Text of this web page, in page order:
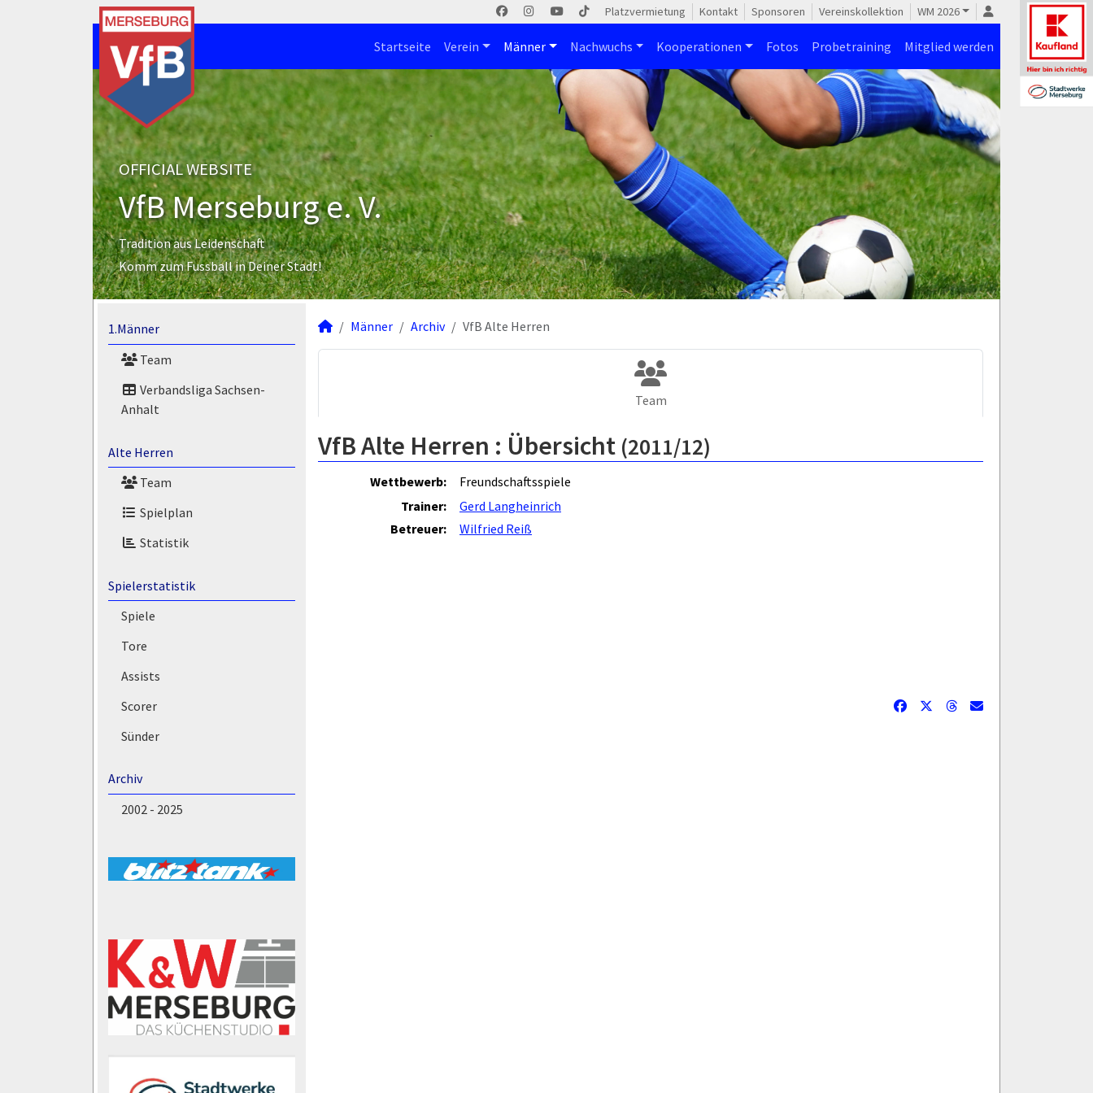
Platzvermietung Kontakt Sponsoren Vereinskollektion WM 2026
Startseite Verein Männer Nachwuchs Kooperationen Fotos Probetraining Mitglied werden
OFFICIAL WEBSITE
VfB Merseburg e. V.
Tradition aus Leidenschaft
Komm zum Fussball in Deiner Stadt!
1.Männer
Team
Verbandsliga Sachsen-
Anhalt
Alte Herren
Team
Spielplan
Statistik
Spielerstatistik
Spiele
Tore
Assists
Scorer
Sünder
Archiv
2002 - 2025
Männer Archiv VfB Alte Herren
Team
VfB Alte Herren : Übersicht (2011/12)
Wettbewerb:
Freundschaftsspiele
Trainer:
Gerd Langheinrich
Betreuer:
Wilfried Reiß